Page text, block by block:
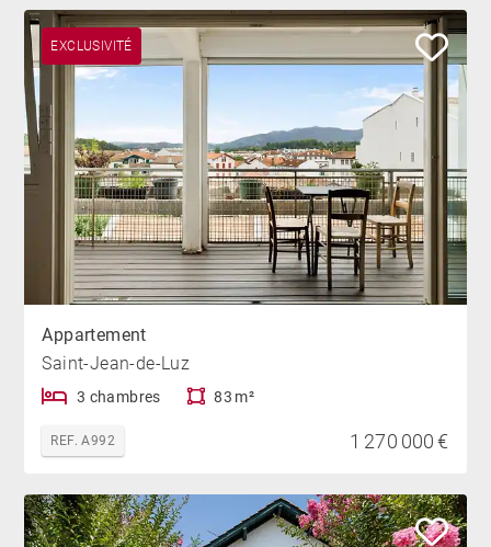
EXCLUSIVITÉ
Appartement
Saint-Jean-de-Luz
3 chambres 83 m²
REF. A992 1 270 000 €